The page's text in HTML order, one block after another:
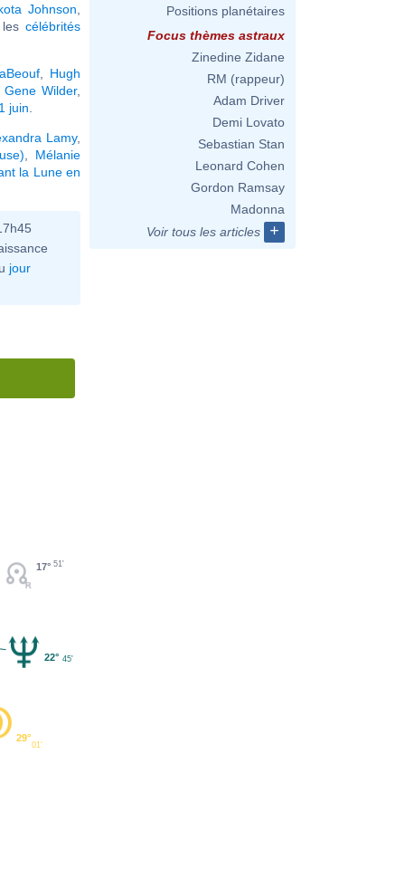
Johnson
lescélébrités
Hugh
Gene Wilder,
juin
Lamy,
Mélanie
la Lune en
jour
17° 51'
29°
01'
22° 45'
Positions planétaires
Focus thèmes astraux
Zinedine Zidane
RM (rappeur)
Adam Driver
Demi Lovato
Sebastian Stan
Leonard Cohen
Gordon Ramsay
Madonna
Voir tous les articles
+